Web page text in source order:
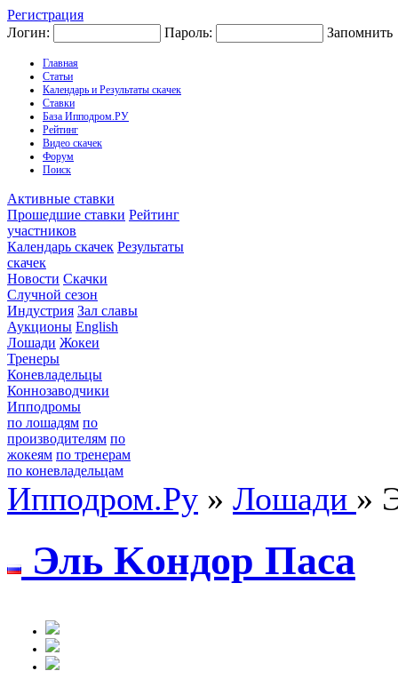
Регистрация
Логин:
Пароль: Запомнить
Главная
Статьи
Календарь и Результаты скачек
Ставки
База Ипподром.РУ
Рейтинг
Видео скачек
Форум
Поиск
Активные ставки
Прошедшие ставки Рейтинг
участников
Календарь скачек Результаты
скачек
Новости Скачки
Случной сезон
Индустрия Зал славы
Аукционы English
Лошади Жокеи
Тренеры
Коневладельцы
Коннозаводчики
Ипподромы
по лошадям по
производителям по
жокеям по тренерам
по коневладельцам
Ипподром.Ру » Лошади »
Эль Kондоp Пaca